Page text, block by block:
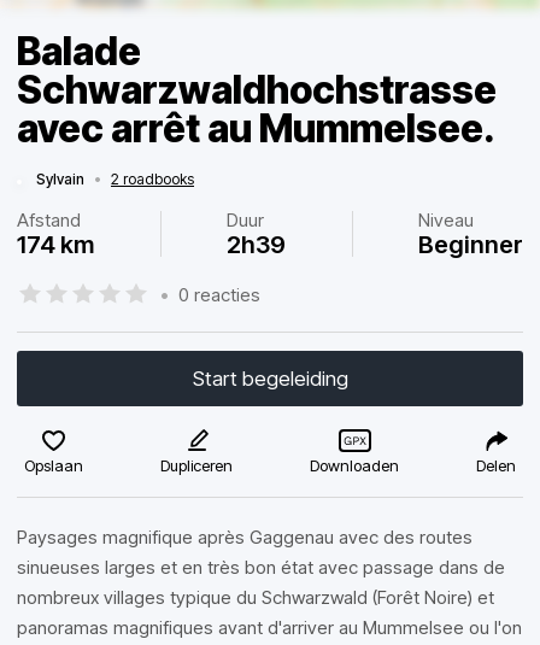
Balade
Schwarzwaldhochstrasse
avec arrêt au Mummelsee.
Sylvain • 2 roadbooks
Afstand
174 km
Duur
2h39
Niveau
Beginner
• 0 reacties
Start begeleiding
Opslaan Dupliceren Downloaden Delen
Paysages magnifique après Gaggenau avec des routes
sinueuses larges et en très bon état avec passage dans de
nombreux villages typique du Schwarzwald (Forêt Noire) et
panoramas magnifiques avant d'arriver au Mummelsee ou l'on